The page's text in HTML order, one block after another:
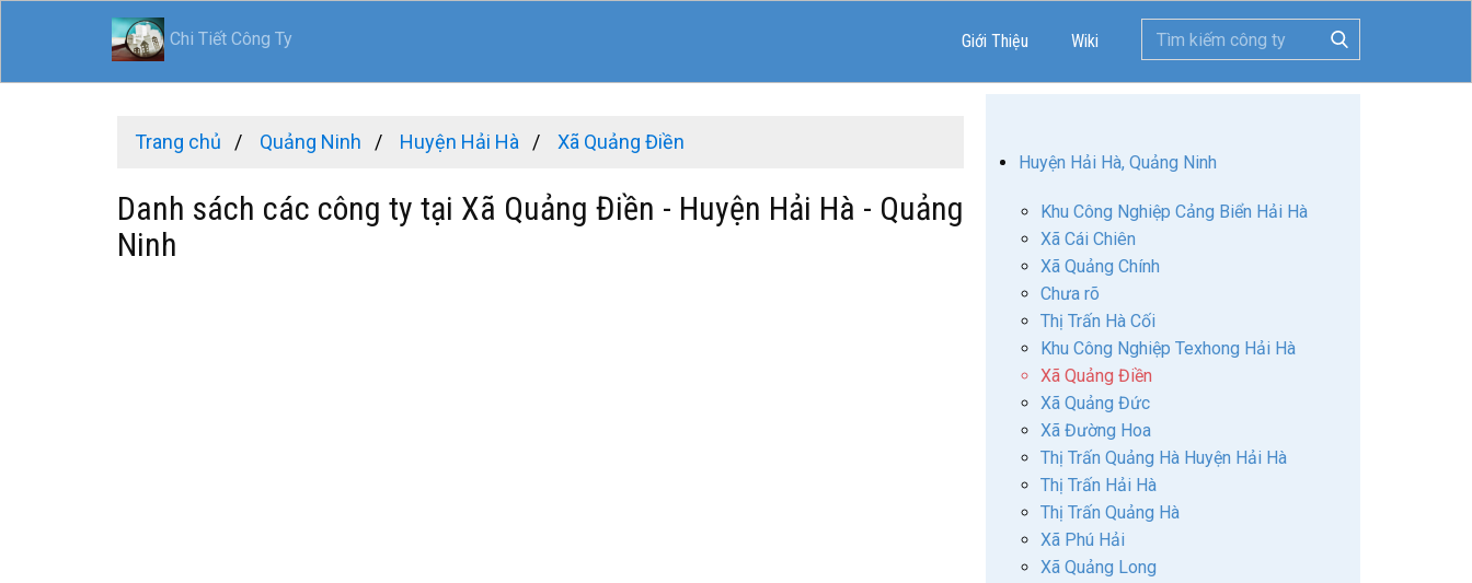
Chi Tiết Công Ty Giới Thiệu Wiki
Trang chủ Quảng Ninh Huyện Hải Hà Xã Quảng Điền
Danh sách các công ty tại Xã Quảng Điền - Huyện Hải Hà - Quảng
Ninh
Huyện Hải Hà, Quảng Ninh
Khu Công Nghiệp Cảng Biển Hải Hà
Xã Cái Chiên
Xã Quảng Chính
Chưa rõ
Thị Trấn Hà Cối
Khu Công Nghiệp Texhong Hải Hà
Xã Quảng Điền
Xã Quảng Đức
Xã Đường Hoa
Thị Trấn Quảng Hà Huyện Hải Hà
Thị Trấn Hải Hà
Thị Trấn Quảng Hà
Xã Phú Hải
Xã Quảng Long